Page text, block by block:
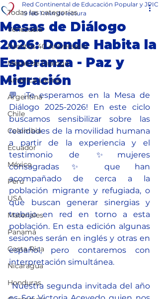
Todas las categorías
Venezuela
Eventos 40 Aniversario
Mesas de Dialogo
América Latina
Argentina
Chile
Colombia
Ecuador
México
Perú
USA
Materiales
Panamá
Costa Rica
Nicaragua
Honduras
Mesas de Diálogo
2026: Donde Habita la
Esperanza - Paz y
Migración
Red Continental de Educación Popular y JPIC
19 feb 1 min de lectura
💬 ¡Te esperamos en la Mesa de
Diálogo 2025-2026! En este ciclo
buscamos sensibilizar sobre las
realidades de la movilidad humana
a partir de la experiencia y el
testimonio de ✨mujeres
consagradas✨ que han
acompañado de cerca a la
población migrante y refugiada, o
que buscan generar sinergias y
trabajo en red en torno a esta
población. En esta edición algunas
sesiones serán en inglés y otras en
español, pero contaremos con
interpretación simultánea.
Nuestra segunda invitada del año